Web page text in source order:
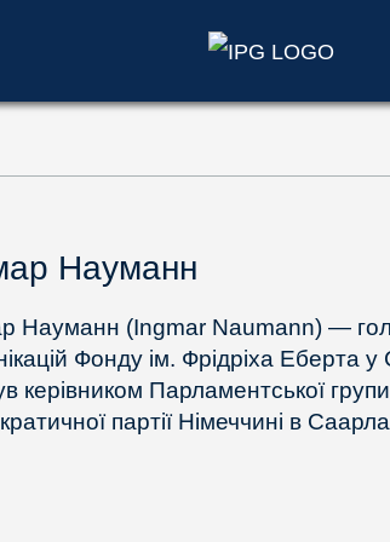
Науманн
Науманн (Ingmar Naumann) —
Фонду ім. Фрідріха Еберта
керівником Парламентської
партії Німеччині в